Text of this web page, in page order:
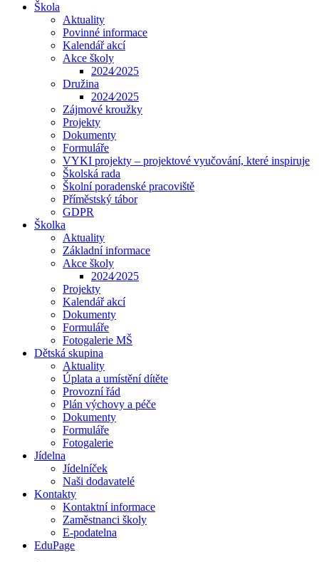
Škola
Aktuality
Povinné informace
Kalendář akcí
Akce školy
2024⁄2025
Družina
2024⁄2025
Zájmové kroužky
Projekty
Dokumenty
Formuláře
VYKI projekty – projektové vyučování, které inspiruje
Školská rada
Školní poradenské pracoviště
Příměstský tábor
GDPR
Školka
Aktuality
Základní informace
Akce školy
2024⁄2025
Projekty
Kalendář akcí
Dokumenty
Formuláře
Fotogalerie MŠ
Dětská skupina
Aktuality
Úplata a umístění dítěte
Provozní řád
Plán výchovy a péče
Dokumenty
Formuláře
Fotogalerie
Jídelna
Jídelníček
Naši dodavatelé
Kontakty
Kontaktní informace
Zaměstnanci školy
E-podatelna
EduPage